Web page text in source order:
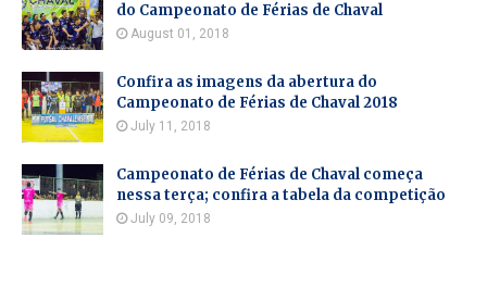
do Campeonato de Férias de Chaval
August 01, 2018
Confira as imagens da abertura do
Campeonato de Férias de Chaval 2018
July 11, 2018
Campeonato de Férias de Chaval começa
nessa terça; confira a tabela da competição
July 09, 2018